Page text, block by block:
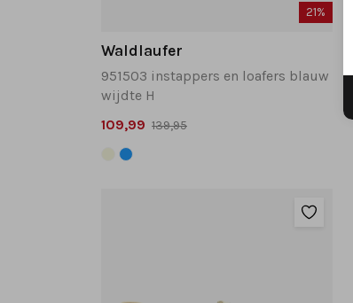
21%
Waldlaufer
951503 instappers en loafers blauw
wijdte H
109,99 139,95